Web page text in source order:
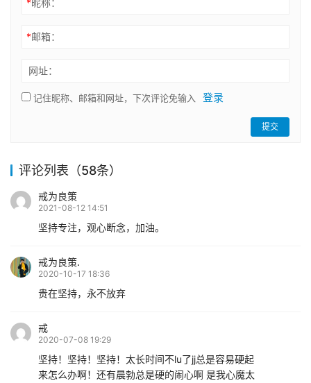
*昵称：
*邮箱：
网址：
记住昵称、邮箱和网址，下次评论免输入 登录
提交
评论列表（58条）
戒为良策
2021-08-12 14:51
坚持专注，观心断念，加油。
戒为良策.
2020-10-17 18:36
贵在坚持，永不放弃
戒
2020-07-08 19:29
坚持！坚持！坚持！太长时间不lu了jj总是容易硬起
来怎么办啊！还有晨勃总是硬的闹心啊 是我心魔太